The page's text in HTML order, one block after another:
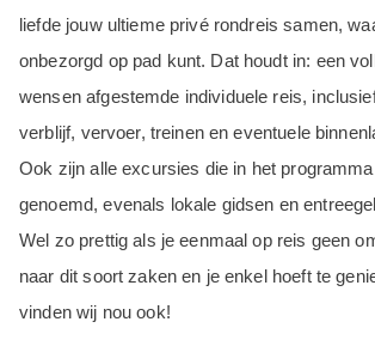
liefde jouw ultieme privé rondreis samen,
onbezorgd op pad kunt. Dat houdt in: een
wensen afgestemde individuele reis,
verblijf, vervoer, treinen en eventuele
Ook zijn alle excursies die in het
genoemd, evenals lokale gidsen en
Wel zo prettig als je eenmaal op reis geen
naar dit soort zaken en je enkel hoeft te
vinden wij nou ook!